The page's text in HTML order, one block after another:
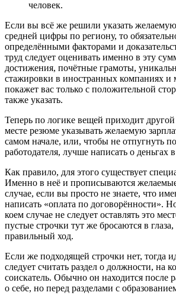
человек.
Если вы всё же решили указать
средней цифры по региону, то
определёнными факторами и
труд следует оценивать именно в эту
достижения, почётные грамоты,
стажировки в иностранных компаниях и
покажет вас только с положительной
также указать.
Теперь по логике вещей приходит
месте резюме указывать желаемую
самом начале, или, чтобы не отпугнуть
работодателя, лучше написать о деньгах
Как правило, для этого существует
Именно в неё и прописываются
случае, если вы просто не знаете, что
написать «оплата по договорённости».
коем случае не следует оставлять это
пустые строчки тут же бросаются в глаза,
правильный ход.
Если же подходящей строчки нет, тогда
следует считать раздел о должности, на
соискатель. Обычно он находится после
о себе, но перед разделами с